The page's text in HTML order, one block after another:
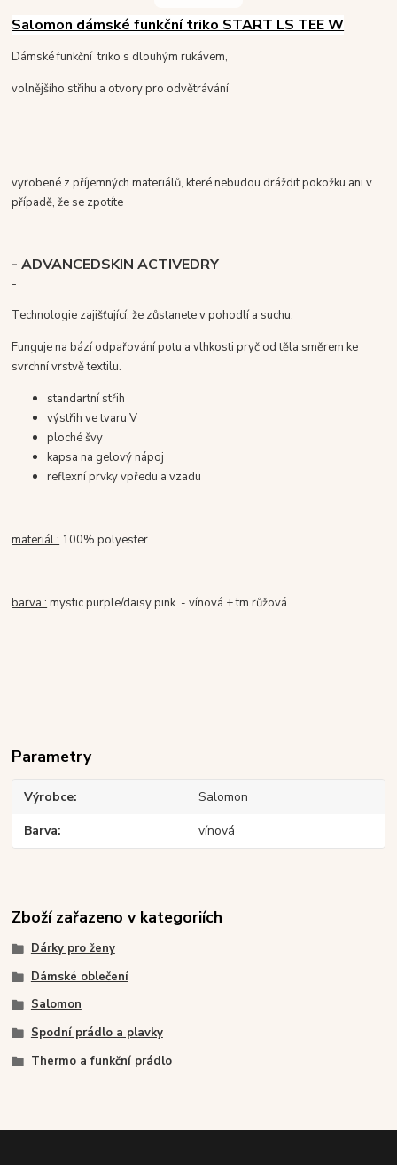
Salomon dámské funkční triko START LS TEE W
Dámské funkční triko s dlouhým rukávem,
volnějšího střihu a otvory pro odvětrávání
vyrobené z příjemných materiálů, které nebudou dráždit pokožku ani v
případě, že se zpotíte
- ADVANCEDSKIN ACTIVEDRY
-
Technologie zajišťující, že zůstanete v pohodlí a suchu.
Funguje na bází odpařování potu a vlhkosti pryč od těla směrem ke
svrchní vrstvě textilu.
standartní střih
výstřih ve tvaru V
ploché švy
kapsa na gelový nápoj
reflexní prvky vpředu a vzadu
materiál : 100% polyester
barva : mystic purple/daisy pink - vínová + tm.růžová
Parametry
Výrobce Salomon
Barva vínová
Zboží zařazeno v kategoriích
Dárky pro ženy
Dámské oblečení
Salomon
Spodní prádlo a plavky
Thermo a funkční prádlo